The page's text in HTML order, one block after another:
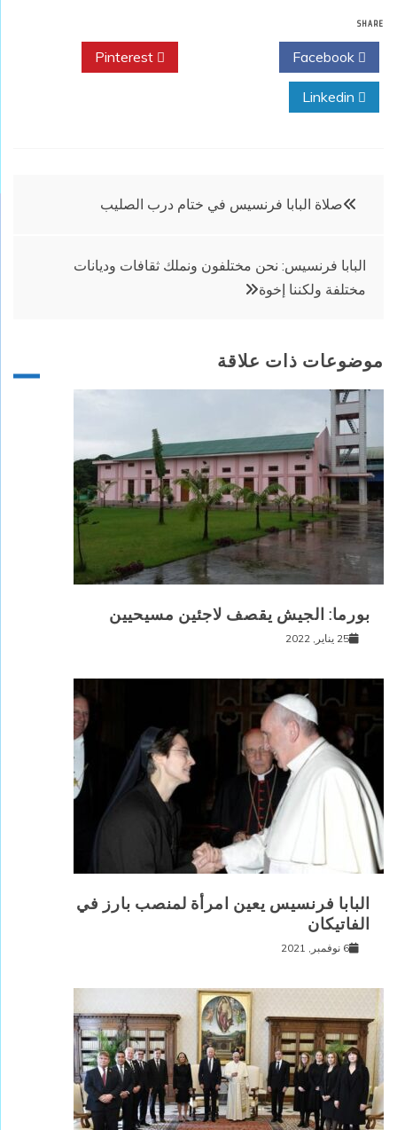
SHARE
تصفّح
صلاة البابا فرنسيس في ختام درب الصليب
البابا فرنسيس: نحن مختلفون ونملك ثقافات وديانات
مختلفة ولكننا إخوة
موضوعات ذات علاقة
بورما: الجيش يقصف لاجئين مسيحيين
25 يناير, 2022
البابا فرنسيس يعين امرأة لمنصب بارز في
الفاتيكان
6 نوفمبر, 2021